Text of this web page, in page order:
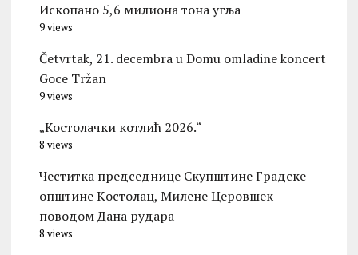
Ископано 5,6 милиона тона угља
9 views
Četvrtak, 21. decembra u Domu omladine koncert
Goce Tržan
9 views
„Костолачки котлић 2026.“
8 views
Честитка председнице Скупштине Градске
општине Kостолац, Милене Церовшек
поводом Дана рудара
8 views